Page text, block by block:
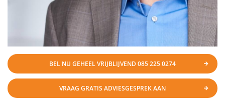
BEL NU GEHEEL VRIJBLIJVEND 085 225 0274
VRAAG GRATIS ADVIESGESPREK AAN